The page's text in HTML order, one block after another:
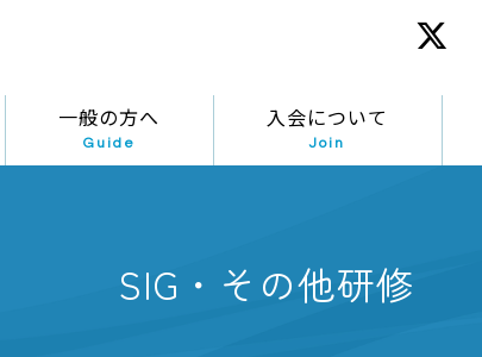
一般の方へ
Guide
入会について
Join
SIG・その他研修